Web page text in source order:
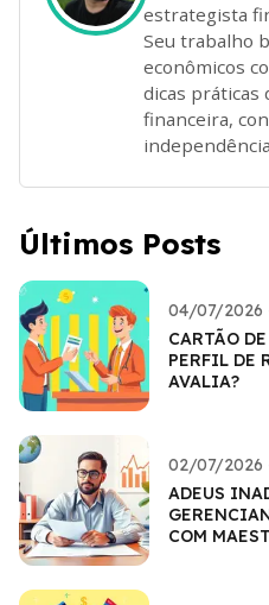
estrategista
Seu trabalho
econômicos
dicas práticas
financeira,
Últimos Posts
04/07/2026
CARTÃO
PERFIL DE
AVALIA?
02/07/2026
ADEUS
COM